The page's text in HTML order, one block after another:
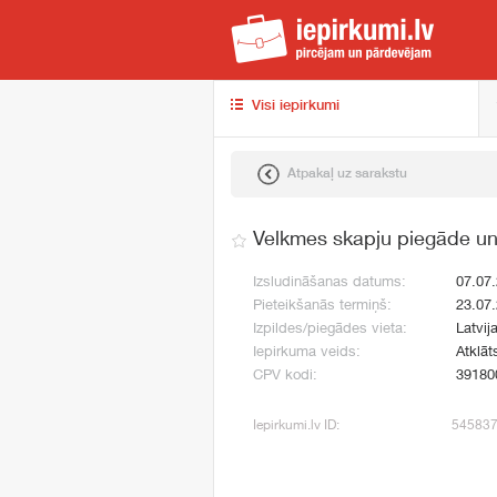
Visi iepirkumi
Atpakaļ uz sarakstu
Velkmes skapju piegāde
Izsludināšanas datums:
Pieteikšanās termiņš:
Izpildes/piegādes vieta:
Iepirkuma veids:
CPV kodi:
Iepirkumi.lv ID: